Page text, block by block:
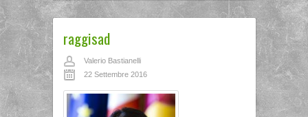
raggisad
Valerio Bastianelli
22 Settembre 2016